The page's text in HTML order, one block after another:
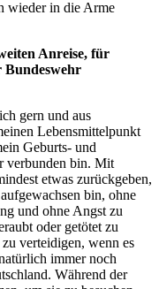
wieder in die Arme
Anreise, für
Bundeswehr
gern und aus
Lebensmittelpunkt
Geburts- und
verbunden bin. Mit
etwas zurückgeben,
bin, ohne
und ohne Angst zu
oder getötet zu
verteidigen, wenn es
immer noch
Während der